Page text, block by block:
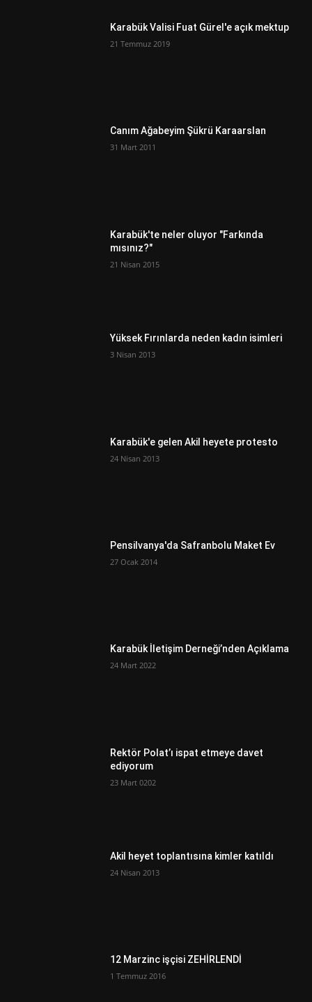
Karabük Valisi Fuat Gürel'e açık mektup
21 Temmuz 2019
Canım Ağabeyim Şükrü Karaarslan
31 Mart 2011
Karabük'te neler oluyor "Farkında
mısınız?"
21 Nisan 2015
Yüksek Fırınlarda neden kadın isimleri
3 Nisan 2013
Karabük'e gelen Akil heyete protesto
24 Nisan 2013
Pensilvanya'da Safranbolu Maket Ev
27 Ocak 2014
Karabük İletişim Derneği’nden Açıklama
24 Mart 2022
Rektör Polat’ı ispat etmeye davet
ediyorum
23 Mart 0202
Akil heyet toplantısına kimler katıldı
24 Nisan 2013
12 Marzinc işçisi ZEHİRLENDİ
1 Temmuz 2016